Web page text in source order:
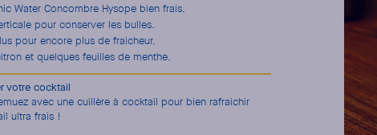
Water Concombre Hysope bien frais.
pour conserver les bulles.
pour encore plus de fraicheur.
et quelques feuilles de menthe.
votre cocktail
avec une cuillère à cocktail pour bien rafraichir
ultra frais !